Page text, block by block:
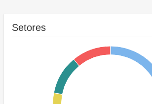
Setores